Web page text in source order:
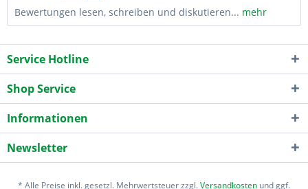
Bewertungen lesen, schreiben und diskutieren... mehr
Service Hotline
Shop Service
Informationen
Newsletter
* Alle Preise inkl. gesetzl. Mehrwertsteuer zzgl.Versandkosten und ggf.